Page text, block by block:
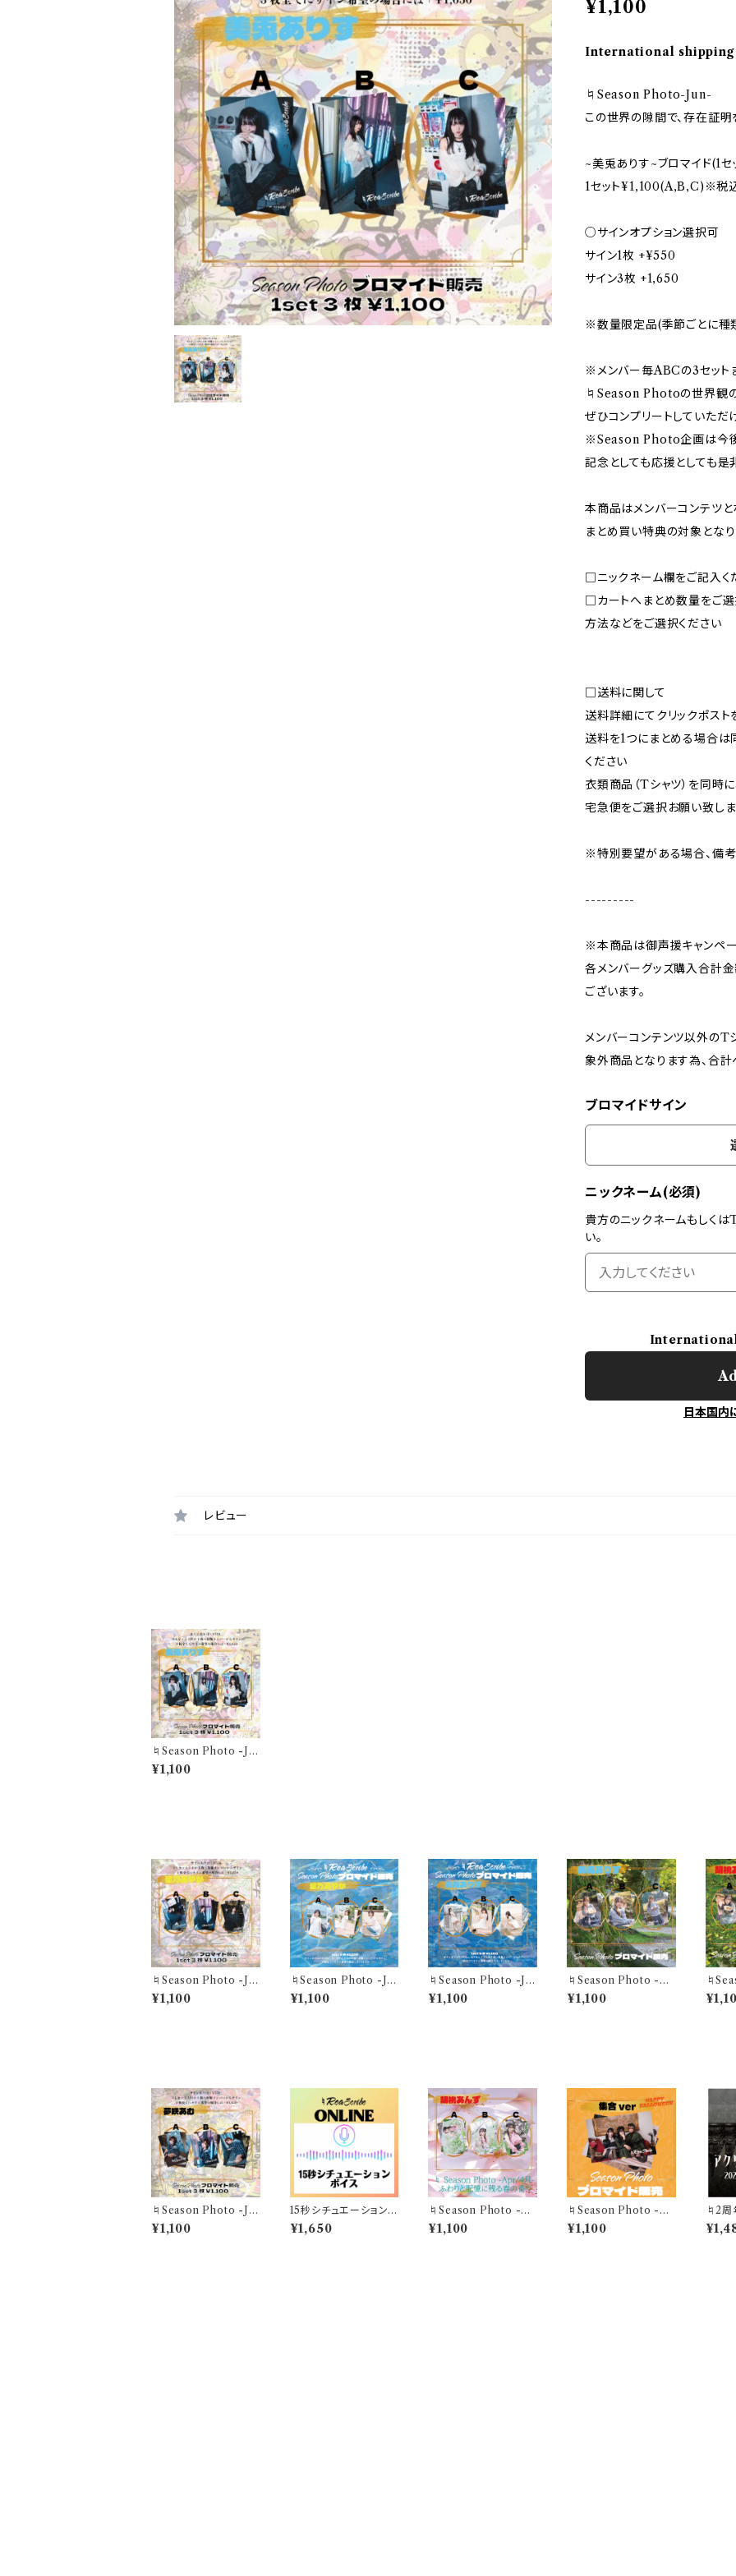
¥1,100
International
♮Season Photo-Jun-
この世界の隙間で、存在証明
~美兎ありす~ブロマイド(1セ
1セット¥1,100(A,B,C)※税
○サインオプション選択可
サイン1枚 +¥550
サイン3枚 +1,650
※数量限定品(季節ごとに種
※メンバー毎ABCの3セット
♮Season Photoの世界観の
ぜひコンプリートしていただ
※Season Photo企画は今後
記念としても応援としても是
本商品はメンバーコンテツと
まとめ買い特典の対象とな
□ニックネーム欄をご記入く
□カートへまとめ数量をご選
方法などをご選択ください
□送料に関して
送料詳細にてクリックポスト
送料を1つにまとめる場合は
ください
衣類商品（Tシャツ）を同時
宅急便をご選択お願い致しま
※特別要望がある場合、備
---------
※本商品は御声援キャンペ
各メンバーグッズ購入合計
ございます。
メンバーコンテンツ以外のT
象外商品となります為、合
ブロマイドサイン
ニックネーム(必須)
貴方のニックネームもしく
い。
日本国内
レビュー
♮Season Photo -Ju
n- "この世界の隙間で、
存在証明を探して"美兎
¥1,100
♮Season Photo -Ju
n- "この世界の隙間で、
存在証明を探して"星乃
¥1,100
♮Season Photo -Jul
- "煌めくこの一瞬が 夏
色に溶けていく"星乃あ
¥1,100
♮Season Photo -Jul
- "煌めくこの一瞬が 夏
色に溶けていく"美兎あ
¥1,100
♮Season Photo -M
ar- "ひだまりのピクニ
ック"美兎ありすブロマ
¥1,100
ar- "ひだまりのピクニ
ック"
♮Season Photo -Ju
n- "この世界の隙間で、
存在証明を探して"夢咲
¥1,100
15秒シチュエーションボ
イス
¥1,650
♮Season Photo -Ap
r- "ふわりと記憶に残る
春の香り"胡桃あんずブ
¥1,100
♮Season Photo -N
ov- "” ~HALLOWEE
N集合ver~ブロマイド
¥1,100
♮2周
ーホル